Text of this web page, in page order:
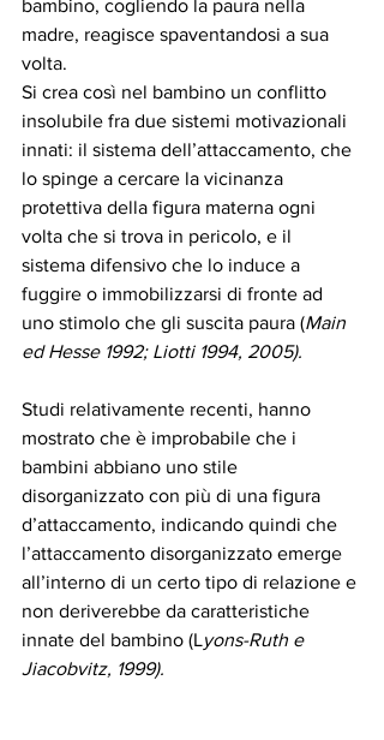
bambino, cogliendo la paura nella
madre, reagisce spaventandosi a sua
volta.
Si crea così nel bambino un conflitto
insolubile fra due sistemi motivazionali
innati: il sistema dell’attaccamento, che
lo spinge a cercare la vicinanza
protettiva della figura materna ogni
volta che si trova in pericolo, e il
sistema difensivo che lo induce a
fuggire o immobilizzarsi di fronte ad
uno stimolo che gli suscita paura (Main
ed Hesse 1992; Liotti 1994, 2005).
Studi relativamente recenti, hanno
mostrato che è improbabile che i
bambini abbiano uno stile
disorganizzato con più di una figura
d’attaccamento, indicando quindi che
l’attaccamento disorganizzato emerge
all’interno di un certo tipo di relazione e
non deriverebbe da caratteristiche
innate del bambino (Lyons-Ruth e
Jiacobvitz, 1999).